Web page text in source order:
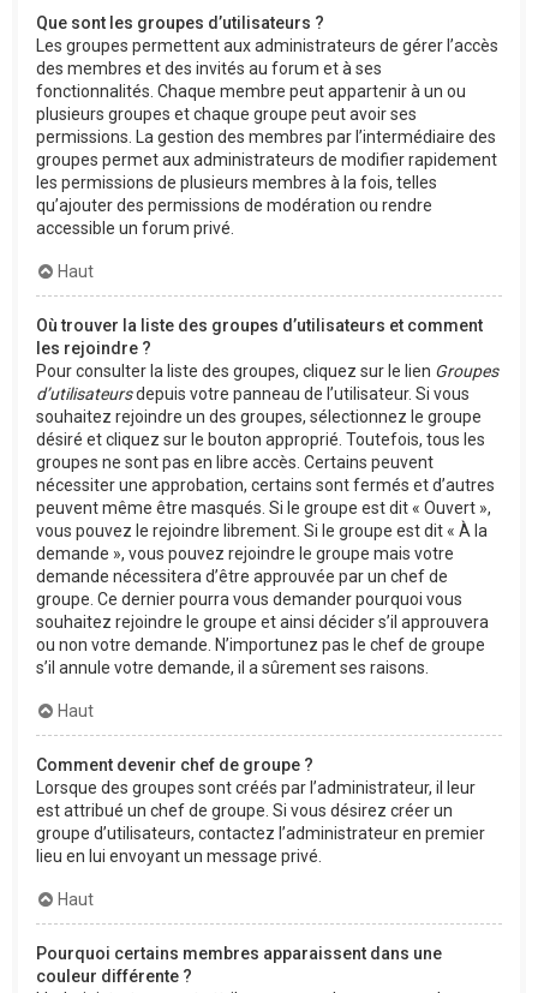
Que sont les groupes d’utilisateurs ?
Les groupes permettent aux administrateurs de gérer l’accès
des membres et des invités au forum et à ses
fonctionnalités. Chaque membre peut appartenir à un ou
plusieurs groupes et chaque groupe peut avoir ses
permissions. La gestion des membres par l’intermédiaire des
groupes permet aux administrateurs de modifier rapidement
les permissions de plusieurs membres à la fois, telles
qu’ajouter des permissions de modération ou rendre
accessible un forum privé.
Haut
Où trouver la liste des groupes d’utilisateurs et comment
les rejoindre ?
Pour consulter la liste des groupes, cliquez sur le lien Groupes
d’utilisateursdepuis votre panneau de l’utilisateur. Si vous
souhaitez rejoindre un des groupes, sélectionnez le groupe
désiré et cliquez sur le bouton approprié. Toutefois, tous les
groupes ne sont pas en libre accès. Certains peuvent
nécessiter une approbation, certains sont fermés et d’autres
peuvent même être masqués. Si le groupe est dit « Ouvert »,
vous pouvez le rejoindre librement. Si le groupe est dit « À la
demande », vous pouvez rejoindre le groupe mais votre
demande nécessitera d’être approuvée par un chef de
groupe. Ce dernier pourra vous demander pourquoi vous
souhaitez rejoindre le groupe et ainsi décider s’il approuvera
ou non votre demande. N’importunez pas le chef de groupe
s’il annule votre demande, il a sûrement ses raisons.
Haut
Comment devenir chef de groupe ?
Lorsque des groupes sont créés par l’administrateur, il leur
est attribué un chef de groupe. Si vous désirez créer un
groupe d’utilisateurs, contactez l’administrateur en premier
lieu en lui envoyant un message privé.
Haut
Pourquoi certains membres apparaissent dans une
couleur différente ?